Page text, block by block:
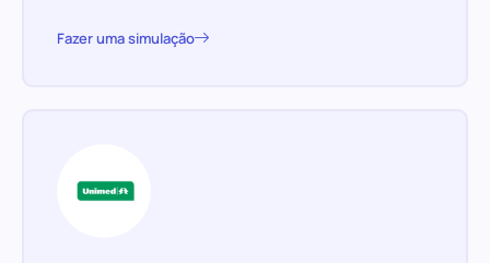
Fazer uma simulação